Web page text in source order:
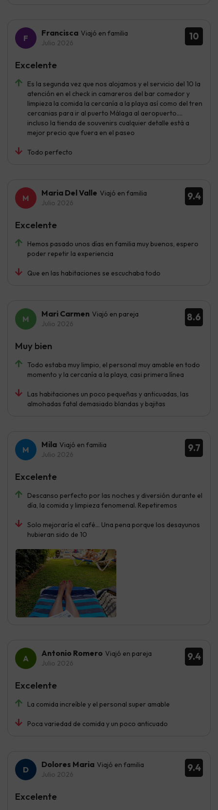
10
Francisca Viajó en familia
Julio 2026
Es la segunda vez que nos alojamos y el servicio del 10 la
atención en el check in camareros del bar comedor y
limpieza la comida la cercanía a la playa así como del tren
cercanias para ir al puerto Málaga al aeropuerto....
incluso la tienda de souvenirs cualquier detalle está a
mejor precio que fuera en el paseo
Todo perfecto
Excelente
9.4
Maria Del Valle Viajó en familia
Julio 2026
Hemos pasado unos días en familia muy buenos, espero
poder repetir la experiencia
Que en las habitaciones se escuchaba todo
Excelente
8.6
Mari Carmen Viajó en pareja
Julio 2026
Todo estaba muy limpio, el personal muy amable en todo
momento y la cercanía a la playa, casi primera línea
Las habitaciones un poco pequeñas y anticuadas, las
almohadas fatal demasiado blandas y bajitas
Muy bien
9.7
Mila Viajó en familia
Julio 2026
Descanso perfecto por las noches y diversión durante el
día, la comida y limpieza fenomenal. Repetiremos
Solo mejoraría el café... Una pena porque los desayunos
hubieran sido de 10
Excelente
9.4
Antonio Romero Viajó en pareja
Julio 2026
La comida increíble y el personal super amable
Poca variedad de comida y un poco anticuado
Excelente
9.4
Dolores Maria Viajó en familia
Julio 2026
Excelente